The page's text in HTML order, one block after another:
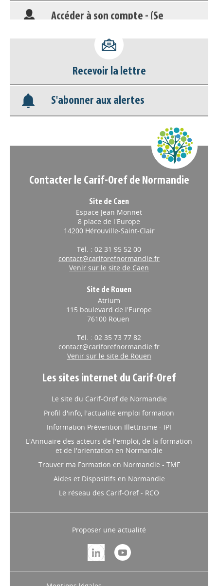
Accéder à son compte - (Se
déconnecter)
Base documentaire
Nos veilles Scoop.it
Recevoir la lettre
S'abonner aux alertes
Contacter le Carif-Oref de Normandie
Site de Caen
Espace Jean Monnet
8 place de l'Europe
14200 Hérouville-Saint-Clair
Tél. : 02 31 95 52 00
contact@cariforefnormandie.fr
Venir sur le site de Caen
Site de Rouen
Atrium
115 boulevard de l'Europe
76100 Rouen
Tél. : 02 35 73 77 82
contact@cariforefnormandie.fr
Venir sur le site de Rouen
Les sites internet du Carif-Oref
Le site du Carif-Oref de Normandie
Profil d'info, l'actualité emploi formation
Information Prévention Illettrisme - IPI
L'Annuaire des acteurs de l'emploi, de la formation
et de l'orientation en Normandie
Trouver ma Formation en Normandie - TMF
Aides et Dispositifs en Normandie
Le réseau des Carif-Oref - RCO
Proposer une actualité